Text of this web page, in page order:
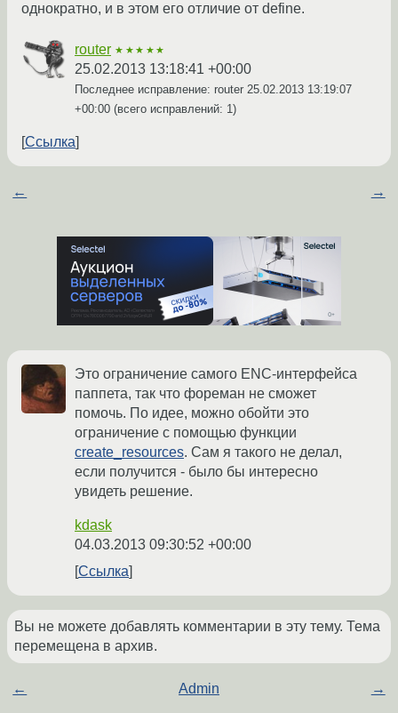
однократно, и в этом его отличие от define.
router ★★★★★
25.02.2013 13:18:41 +00:00
Последнее исправление: router 25.02.2013 13:19:07
+00:00 (всего исправлений: 1)
Ссылка
← →
Это ограничение самого ENC-интерфейса
паппета, так что фореман не сможет
помочь. По идее, можно обойти это
ограничение с помощью функции
create_resources. Сам я такого не делал,
если получится - было бы интересно
увидеть решение.
kdask
04.03.2013 09:30:52 +00:00
Ссылка
Вы не можете добавлять комментарии в эту тему. Тема
перемещена в архив.
← Admin →